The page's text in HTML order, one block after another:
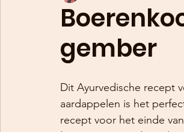
gember
Dit Ayurvedische recept
aardappelen is het
recept voor het einde